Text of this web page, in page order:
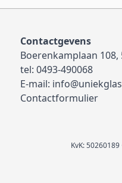
Contactgevens
Boerenkamplaan 108,
tel: 0493-490068
E-mail:
Contactformulier
KvK: